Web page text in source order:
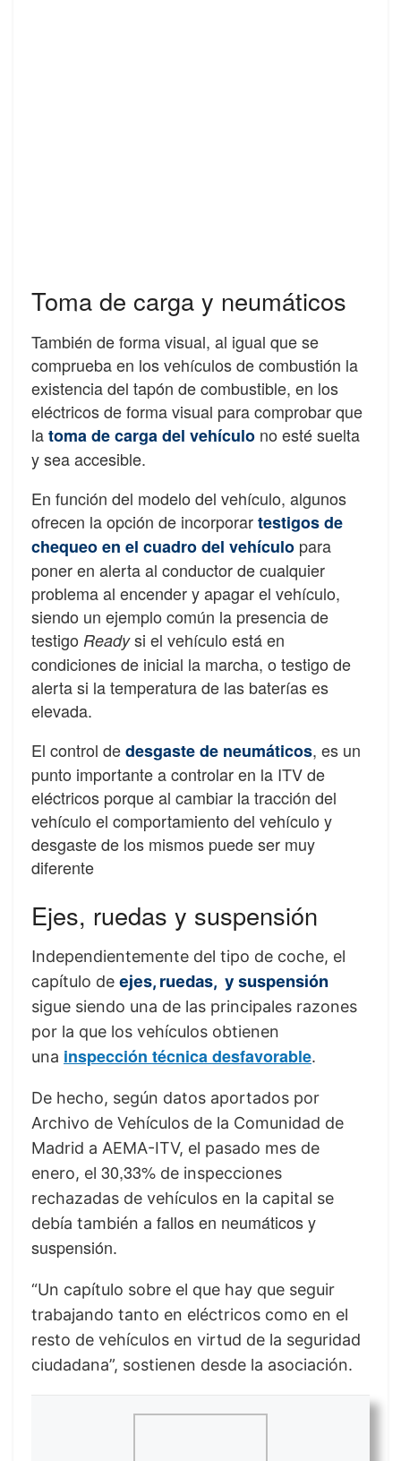
Toma de carga y neumáticos
También de forma visual, al igual que se
comprueba en los vehículos de combustión la
existencia del tapón de combustible, en los
eléctricos de forma visual para comprobar que
latoma de carga del vehículo no esté suelta
y sea accesible.
En función del modelo del vehículo, algunos
ofrecen la opción de incorporartestigos de
chequeo en el cuadro del vehículo para
poner en alerta al conductor de cualquier
problema al encender y apagar el vehículo,
siendo un ejemplo común la presencia de
testigo Readysi el vehículo está en
condiciones de inicial la marcha, o testigo de
alerta si la temperatura de las baterías es
elevada.
El control dedesgaste de neumáticos, es un
punto importante a controlar en la ITVde
eléctricos porque al cambiar la tracción del
vehículo el comportamiento del vehículo y
desgaste de los mismos puede ser muy
diferente
Ejes, ruedas y suspensión
Independientemente del tipo de coche, el
capítulo de ejes, ruedas, y suspensión
sigue siendo una de las principales razones
por la que los vehículos obtienen
una inspección técnica desfavorable.
De hecho, según datos aportados por
Archivo de Vehículos de la Comunidad de
Madrid a AEMA-ITV, el pasado mes de
enero, el 30,33% de inspecciones
rechazadas de vehículos en la capital se
debía también a fallos en neumáticos y
suspensión.
“Un capítulo sobre el que hay que seguir
trabajando tanto en eléctricos como en el
resto de vehículos en virtud de la seguridad
ciudadana”, sostienen desde la asociación.